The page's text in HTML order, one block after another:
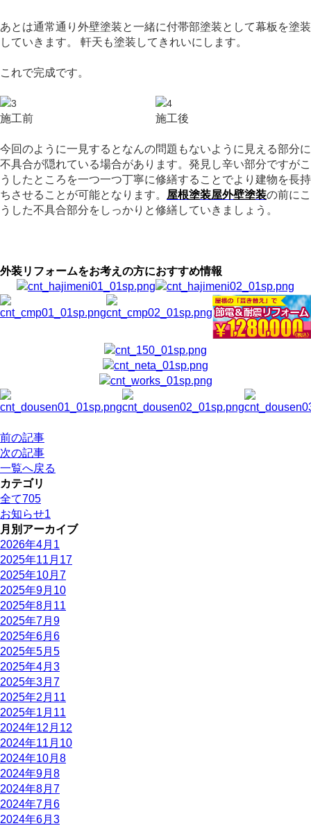
あとは通常通り外壁塗装と一緒に付帯部塗装として幕板を塗装
していきます。
軒天も塗装してきれいにします。
これで完成です。
施工前 施工後
今回のように一見するとなんの問題もないように見える部分に
不具合が隠れている場合があります。発見し辛い部分ですがこ
うしたところを一つ一つ丁寧に修繕することでより建物を長持
ちさせることが可能となります。 屋根塗装屋外壁塗装の前にこ
うした不具合部分をしっかりと修繕していきましょう。
外装リフォームをお考えの方におすすめ情報
前の記事
次の記事
一覧へ戻る
カテゴリ
全て705
お知らせ1
月別アーカイブ
2026年4月 1
2025年11月 17
2025年10月 7
2025年9月 10
2025年8月 11
2025年7月 9
2025年6月 6
2025年5月 5
2025年4月 3
2025年3月 7
2025年2月 11
2025年1月 11
2024年12月 12
2024年11月 10
2024年10月 8
2024年9月 8
2024年8月 7
2024年7月 6
2024年6月 3